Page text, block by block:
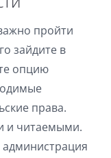
пройти
зайдите в
опцию
права.
и читаемыми.